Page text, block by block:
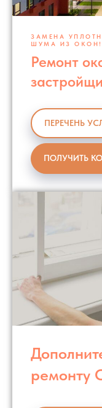
ЗАМЕНА
ШУМА ИЗ ОКОН!
Ремонт
ПЕРЕЧЕНЬ
ПОЛУЧИТЬ
ремонту